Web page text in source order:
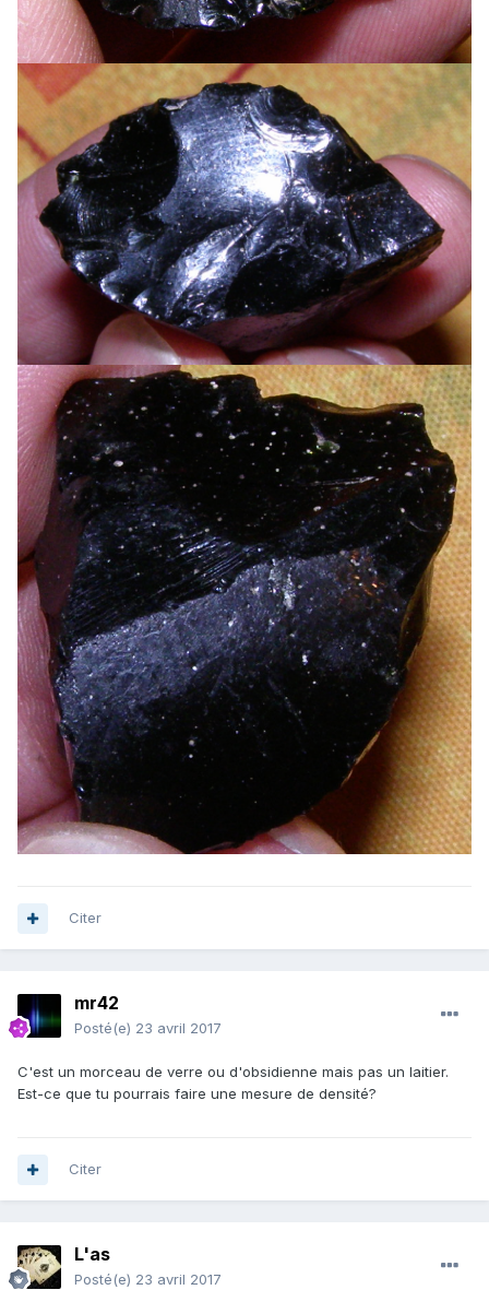
Citer
mr42
Posté(e) 23 avril 2017
C'est un morceau de verre ou d'obsidienne mais pas un laitier.
Est-ce que tu pourrais faire une mesure de densité?
Citer
L'as
Posté(e) 23 avril 2017